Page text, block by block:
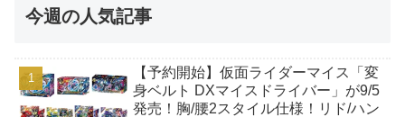
今週の人気記事
【予約開始】仮面ライダーマイス「変
身ベルト DXマイスドライバー」が9/5
発売！胸/腰2スタイル仕様！リド/ハン